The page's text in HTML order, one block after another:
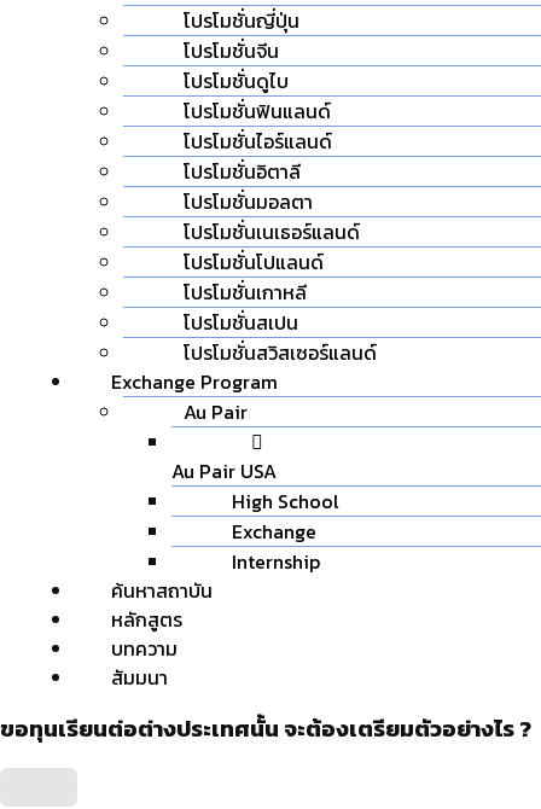
โปรโมชั่นญี่ปุ่น
โปรโมชั่นจีน
โปรโมชั่นดูไบ
โปรโมชั่นฟินแลนด์
โปรโมชั่นไอร์แลนด์
โปรโมชั่นอิตาลี
โปรโมชั่นมอลตา
โปรโมชั่นเนเธอร์แลนด์
โปรโมชั่นโปแลนด์
โปรโมชั่นเกาหลี
โปรโมชั่นสเปน
โปรโมชั่นสวิสเซอร์แลนด์
Exchange Program
Au Pair
Au Pair USA
High School
Exchange
Internship
ค้นหาสถาบัน
หลักสูตร
บทความ
สัมมนา
ขอทุนเรียนต่อต่างประเทศนั้น จะต้องเตรียมตัวอย่างไร ?